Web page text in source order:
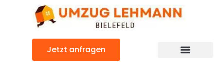
Jetzt anfragen